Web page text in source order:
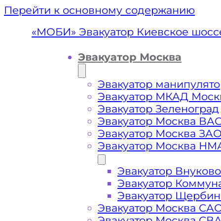
Перейти к основному содержанию
«МОБИ» Эвакуатор Киевское
Эвакуатор Москва
Эвакуатор
Эвакуатор МКАД
Эвакуатор Зеленоград
Эвакуатор Москва
Эвакуатор Москва
Эвакуатор Москва
Эвакуатор Внуково
Эвакуатор
Эвакуатор
Эвакуатор Москва